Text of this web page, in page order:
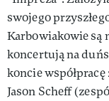
swojego
Karbowiakowie są
koncertują na
koncie
Jason Scheff